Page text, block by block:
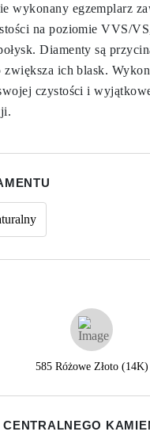
wykonany egzemplarz
na poziomie VVS/
Diamenty są
ich blask.
czystości i
585 Różowe Złoto (14K)